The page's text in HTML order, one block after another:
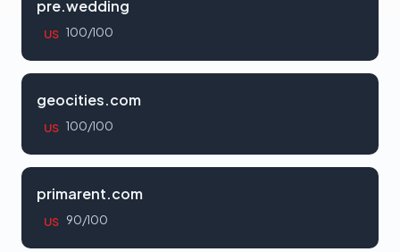
pre.wedding
US 100/100
geocities.com
US 100/100
primarent.com
US 90/100